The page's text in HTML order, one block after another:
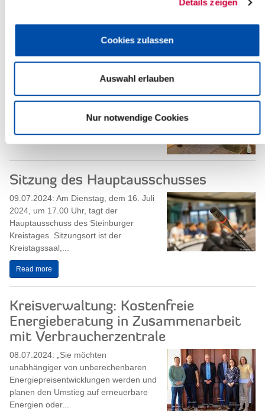
Details zeigen
Cookies zulassen
Auswahl erlauben
Nur notwendige Cookies
"Von Freunden und Wegbegleitern" -
Jubiläumsausstellung des Malers
Friedel Anderson
12.07.2024 - Im Jahr 1991 fand die
Friedel Anderson im Zuge der
Verleihung des Kulturförderpreises des
Kreises...
Sitzung des Hauptausschusses
09.07.2024: Am Dienstag, dem 16. Juli
2024, um 17.00 Uhr, tagt der
Hauptausschuss des Steinburger
Kreistages. Sitzungsort ist der
Kreistagssaal,...
Read more
Kreisverwaltung: Kostenfreie
Energieberatung in Zusammenarbeit
mit Verbraucherzentrale
08.07.2024: „Sie möchten
unabhängiger von unberechenbaren
Energiepreisentwicklungen werden und
planen den Umstieg auf erneuerbare
Energien oder...